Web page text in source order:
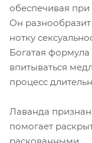
обеспечивая
Он
нотку
Богатая формула
впитываться
процесс
Лаванда
помогает